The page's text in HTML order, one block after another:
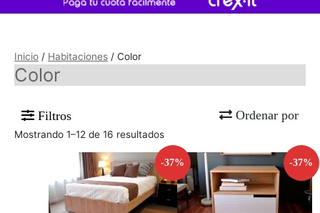
Inicio / Habitaciones / Color
Color
Filtros Ordenar por
Mostrando 1–12 de 16 resultados
-37% -37%